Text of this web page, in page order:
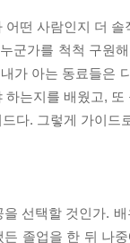
어떤 사람인지 더
군가를 척척 구원
가 아는 동료들은
하는지를 배웠고,
다. 그렇게 가이
선택할 것인가.
졸업을 한 뒤 나